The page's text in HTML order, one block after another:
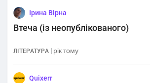
Ірина Вірна
Втеча (із неопублікованого)
ЛІТЕРАТУРА | рік тому
Quixerr